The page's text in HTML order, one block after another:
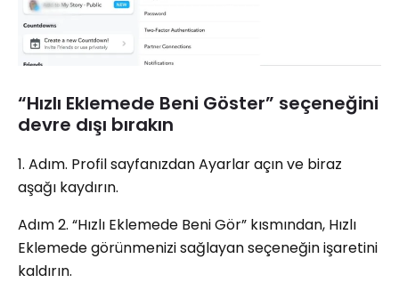
“Hızlı Eklemede Beni Göster” seçeneğini
devre dışı bırakın
1. Adım. Profil sayfanızdan Ayarlar açın ve biraz
aşağı kaydırın.
Adım 2. “Hızlı Eklemede Beni Gör” kısmından, Hızlı
Eklemede görünmenizi sağlayan seçeneğin işaretini
kaldırın.